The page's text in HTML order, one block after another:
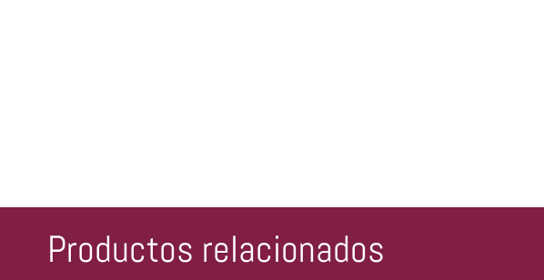
Productos relacionados